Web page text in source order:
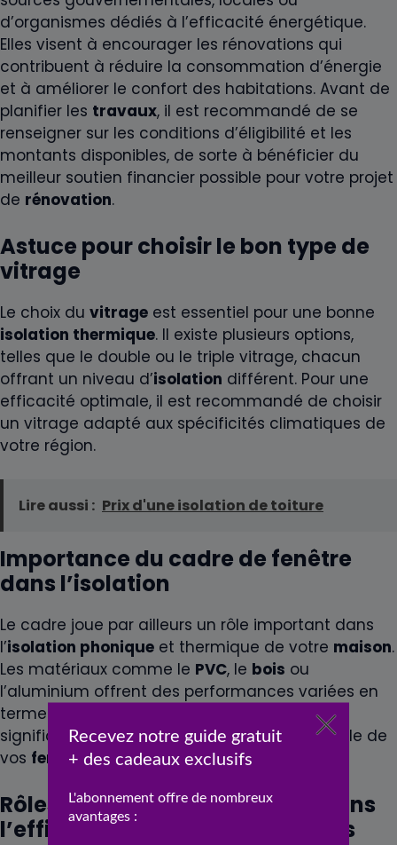
d’organismes dédiés à l’efficacité énergétique.
Elles visent à encourager les rénovations qui
contribuent à réduire la consommation d’énergie
et à améliorer le confort des habitations. Avant de
planifier les travaux, il est recommandé de se
renseigner sur les conditions d’éligibilité et les
montants disponibles, de sorte à bénéficier du
meilleur soutien financier possible pour votre projet
de rénovation.
Astuce pour choisir le bon type de
vitrage
Le choix du vitrage est essentiel pour une bonne
isolation thermique. Il existe plusieurs options,
telles que le double ou le triple vitrage, chacun
offrant un niveau d’isolation différent. Pour une
efficacité optimale, il est recommandé de choisir
un vitrage adapté aux spécificités climatiques de
votre région.
Lire aussi : Prix d'une isolation de toiture
Importance du cadre de fenêtre
dans l’isolation
Le cadre joue par ailleurs un rôle important dans
l’isolation phonique et thermique de votre maison.
Les matériaux comme le PVC, le bois ou
l’aluminium offrent des performances variées en
termes d’
. Choisir le bon cadre peut
significativement améliorer l’efficacité globale de
vos fenêtres.
Rôles des joints d’étanchéité dans
l’efficacité isolante des fenêtres